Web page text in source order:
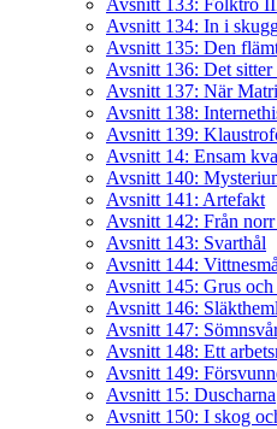
Avsnitt 133: Folktro
Avsnitt 134: In i
Avsnitt 135: Den
Avsnitt 136: Det sitter
Avsnitt 137: När
Avsnitt 138:
Avsnitt 139:
Avsnitt 14: Ensam
Avsnitt 140:
Avsnitt 141: Artefakt
Avsnitt 142: Från
Avsnitt 143: Svarthål
Avsnitt 144:
Avsnitt 145: Grus och
Avsnitt 146:
Avsnitt 147:
Avsnitt 148: Ett
Avsnitt 149:
Avsnitt 15: Duscharna
Avsnitt 150: I skog